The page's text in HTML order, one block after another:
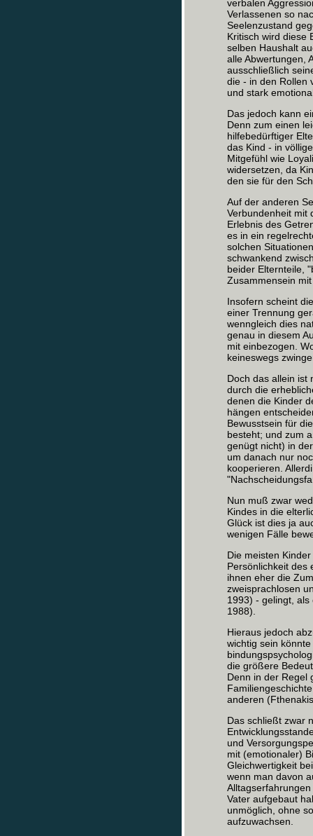
verbalen
Verlassenen so
Seelenzustand
Kritisch wird diese
selben Haushalt
alle Abwertungen,
ausschließlich
die - in den Rollen
und stark
Das jedoch kann
Denn zum einen
hilfebedürftiger
das Kind - in
Mitgefühl wie
widersetzen, da
den sie für den
Auf der anderen
Verbundenheit mit
Erlebnis des
es in ein
solchen
schwankend
beider Elternteile,
Zusammensein
Insofern scheint
einer Trennung
wenngleich dies
genau in diesem
mit einbezogen.
keineswegs
Doch das allein ist
durch die
denen die Kinder
hängen
Bewusstsein für
besteht; und zum
genügt nicht) in
um danach nur
kooperieren.
Nun muß zwar
Kindes in die
Glück ist dies ja
wenigen Fälle
Die meisten
Persönlichkeit des
ihnen eher die
zweisprachlosen
1993) - gelingt,
1988).
Hieraus jedoch
wichtig sein
die größere
Denn in der Regel
anderen
Das schließt zwar
und
mit (emotionaler)
Gleichwertigkeit
wenn man davon
Vater aufgebaut
unmöglich, ohne
aufzuwachsen.